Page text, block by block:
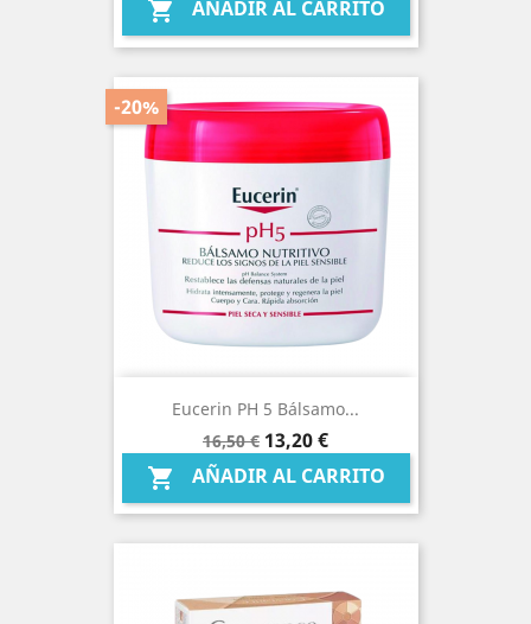
 AÑADIR AL CARRITO
Eucerin PH 5 Bálsamo...
Precio
base
16,50 €
-20%
Precio
13,20 €
 AÑADIR AL CARRITO